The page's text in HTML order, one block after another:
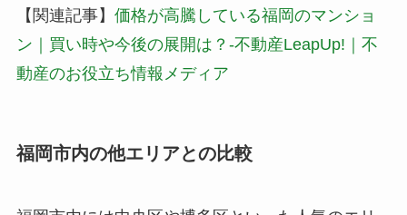
【関連記事】 価格が高騰している福岡のマンショ
ン｜買い時や今後の展開は？-不動産LeapUp!｜不
動産のお役立ち情報メディア
福岡市内の他エリアとの比較